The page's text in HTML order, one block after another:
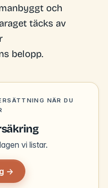
och
täcks av
belopp.
NÄR DU
vi listar.
→